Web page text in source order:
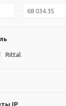
Rittal
IP